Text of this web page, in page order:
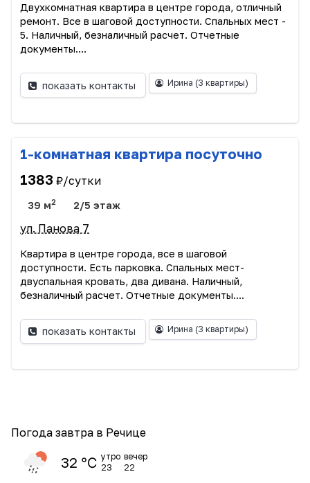
Двухкомнатная квартира в центре города, отличный
ремонт. Все в шаговой доступности. Спальных мест -
5. Наличный, безналичный расчет. Отчетные
документы....
показать контакты Ирина (3 квартиры)
1-комнатная квартира посуточно
1383 ₽/сутки
39 м2 2/5 этаж
ул. Панова 7
Квартира в центре города, все в шаговой
доступности. Есть парковка. Спальных мест-
двуспальная кровать, два дивана. Наличный,
безналичный расчет. Отчетные документы....
показать контакты Ирина (3 квартиры)
Погода завтра в Речице
32 ℃ утро
23
вечер
22